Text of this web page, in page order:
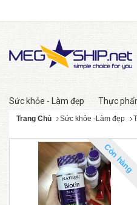
Sức khỏe - Làm đẹp Thực
Trang Chủ Sức khỏe -Làm đẹp
Còn hàng